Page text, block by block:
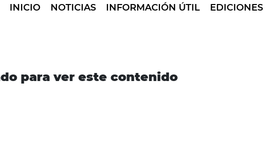
INICIO NOTICIAS INFORMACIÓN ÚTIL
para ver este contenido